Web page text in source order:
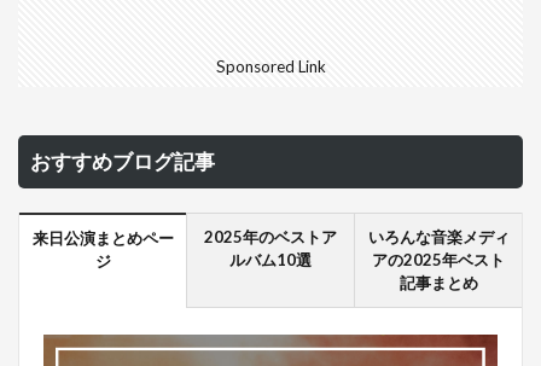
Sponsored Link
おすすめブログ記事
来日公演まとめペー
ジ
2025年のベストア
ルバム10選
いろんな音楽メディ
アの2025年ベスト
記事まとめ